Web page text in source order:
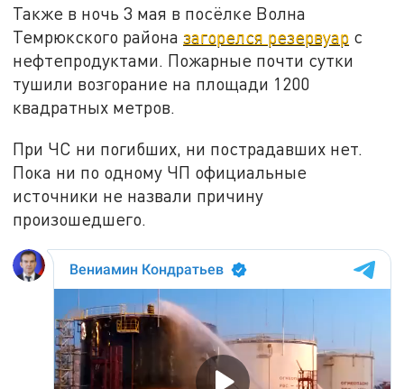
Также в ночь 3 мая в посёлке Волна
Темрюкского районазагорелся резервуар с
нефтепродуктами. Пожарные почти сутки
тушили возгорание на площади 1200
квадратных метров.
При ЧС ни погибших, ни пострадавших нет.
Пока ни по одному ЧП официальные
источники не назвали причину
произошедшего.